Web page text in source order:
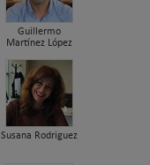
Guillermo
Martínez López
Susana Rodriguez